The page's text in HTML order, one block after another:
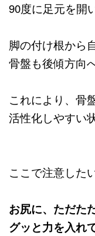
90度に足元を開
脚の付け根から
骨盤も後傾方向
これにより、骨
活性化しやすい
ここで注意した
お尻に、ただた
グッと力を入れ